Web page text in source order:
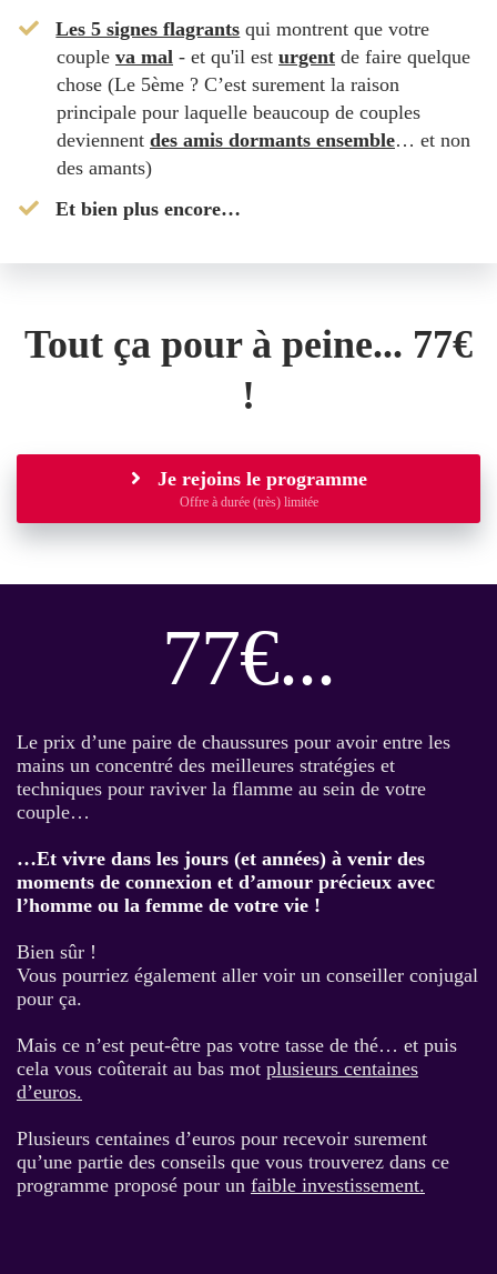
​Les 5 signes flagrants qui montrent que votre
couple va mal - et qu'il est urgent de faire quelque
chose (Le 5ème ? C’est surement la raison
principale pour laquelle beaucoup de couples
deviennent des amis dormants ensemble… et non
des amants)
​Et bien plus encore…
Tout ça pour à peine... 77€
!
Je rejoins le programme
Offre à durée (très) limitée
77€...
Le prix d’une paire de chaussures pour avoir entre les
mains un concentré des meilleures stratégies et
techniques pour raviver la flamme au sein de votre
couple…
…Et vivre dans les jours (et années) à venir des
moments de connexion et d’amour précieux avec
l’homme ou la femme de votre vie !
Bien sûr !
Vous pourriez également aller voir un conseiller conjugal
pour ça.
Mais ce n’est peut-être pas votre tasse de thé… et puis
cela vous coûterait au bas mot plusieurs centaines
d’euros.
Plusieurs centaines d’euros pour recevoir surement
qu’une partie des conseils que vous trouverez dans ce
programme proposé pour un faible investissement.